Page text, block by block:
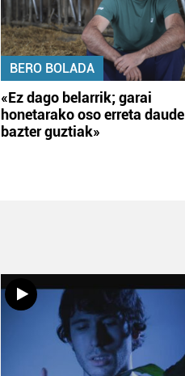
BERO BOLADA
«Ez dago belarrik; garai
honetarako oso erreta daude
bazter guztiak»